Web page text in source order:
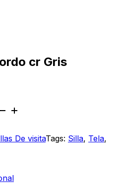
cr Gris
De visitaTags: Silla, Tela,